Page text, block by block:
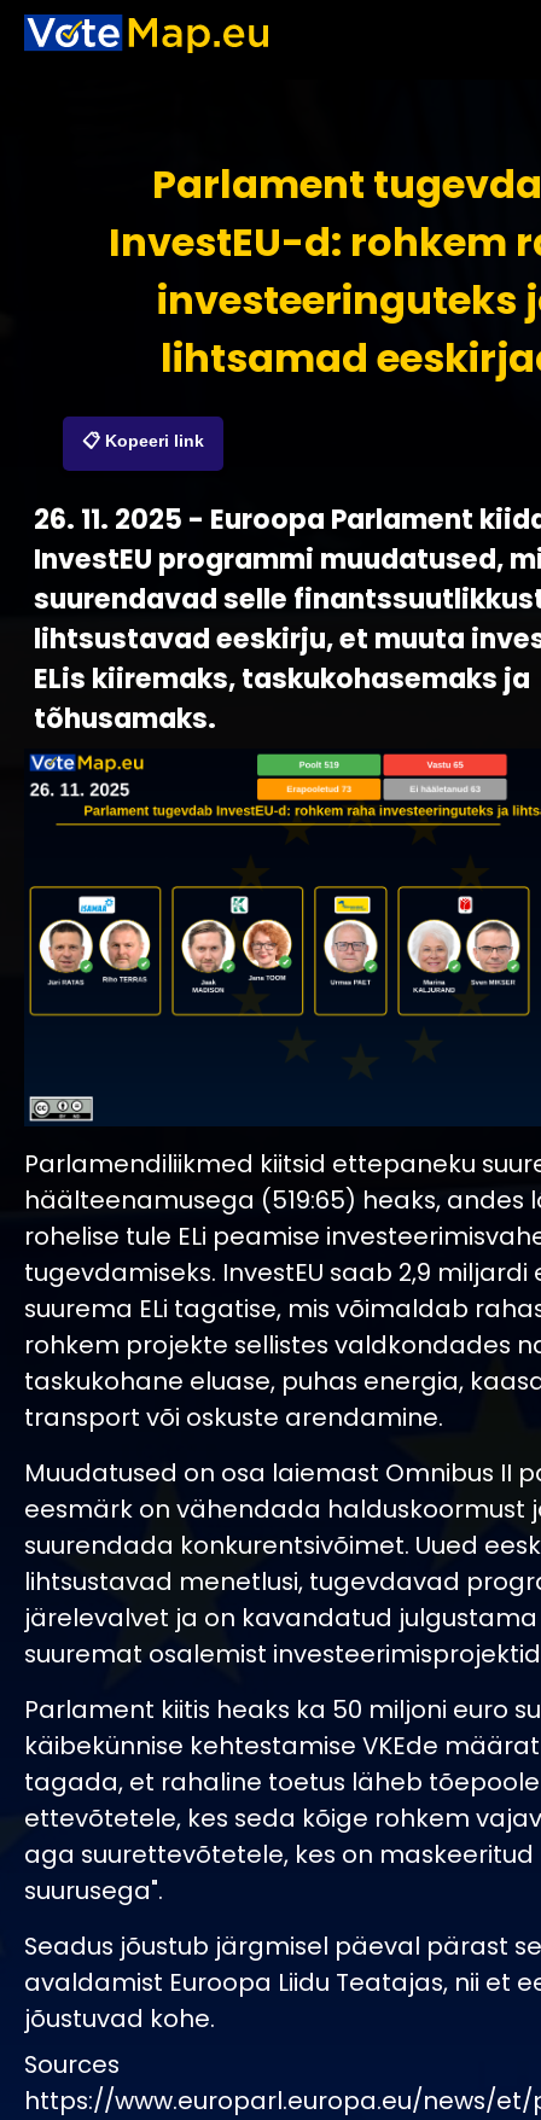
Parlament
InvestEU-d: rohkem
investeeringuteks
lihtsamad
📋 Kopeeri link
26. 11. 2025 - Euroopa Parlament
InvestEU programmi muudatused,
suurendavad selle
lihtsustavad eeskirju, et muuta
ELis kiiremaks, taskukohasemaks ja
tõhusamaks.
Parlamendiliikmed kiitsid ettepaneku
häälteenamusega (519:65) heaks, andes
rohelise tule ELi peamise
tugevdamiseks. InvestEU saab 2,9 miljardi
suurema ELi tagatise, mis võimaldab
rohkem projekte sellistes valdkondades
taskukohane eluase, puhas energia,
transport või oskuste arendamine.
Muudatused on osa laiemast Omnibus II
eesmärk on vähendada halduskoormust
suurendada konkurentsivõimet. Uued
lihtsustavad menetlusi, tugevdavad
järelevalvet ja on kavandatud
suuremat osalemist
Parlament kiitis heaks ka 50 miljoni euro
käibekünnise kehtestamise VKEde
tagada, et rahaline toetus läheb
ettevõtetele, kes seda kõige rohkem
aga suurettevõtetele, kes on maskeeritud
suurusega".
Seadus jõustub järgmisel päeval pärast
avaldamist Euroopa Liidu Teatajas, nii et
jõustuvad kohe.
Sources
https://www.europarl.europa.eu/news/